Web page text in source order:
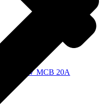
1000V MCB 20A